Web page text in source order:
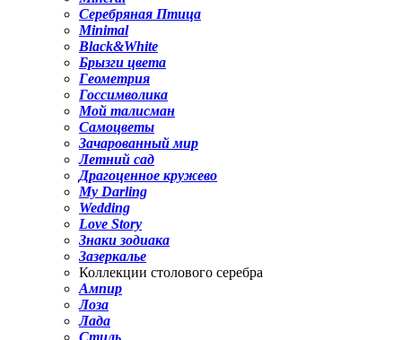
Серебряная Птица
Minimal
Black&White
Брызги цвета
Геометрия
Госсимволика
Мой талисман
Самоцветы
Зачарованный мир
Летний сад
Драгоценное кружево
My Darling
Wedding
Love Story
Знаки зодиака
Зазеркалье
Коллекции столового серебра
Ампир
Лоза
Лада